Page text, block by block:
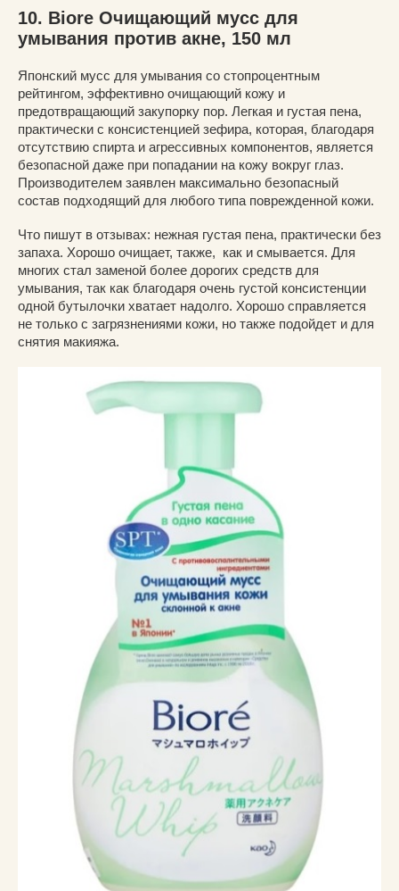
10. Biore Очищающий мусс для
умывания против акне, 150 мл
Японский мусс для умывания со стопроцентным
рейтингом, эффективно очищающий кожу и
предотвращающий закупорку пор. Легкая и густая пена,
практически с консистенцией зефира, которая, благодаря
отсутствию спирта и агрессивных компонентов, является
безопасной даже при попадании на кожу вокруг глаз.
Производителем заявлен максимально безопасный
состав подходящий для любого типа поврежденной кожи.
Что пишут в отзывах: нежная густая пена, практически без
запаха. Хорошо очищает, также, как и смывается. Для
многих стал заменой более дорогих средств для
умывания, так как благодаря очень густой консистенции
одной бутылочки хватает надолго. Хорошо справляется
не только с загрязнениями кожи, но также подойдет и для
снятия макияжа.